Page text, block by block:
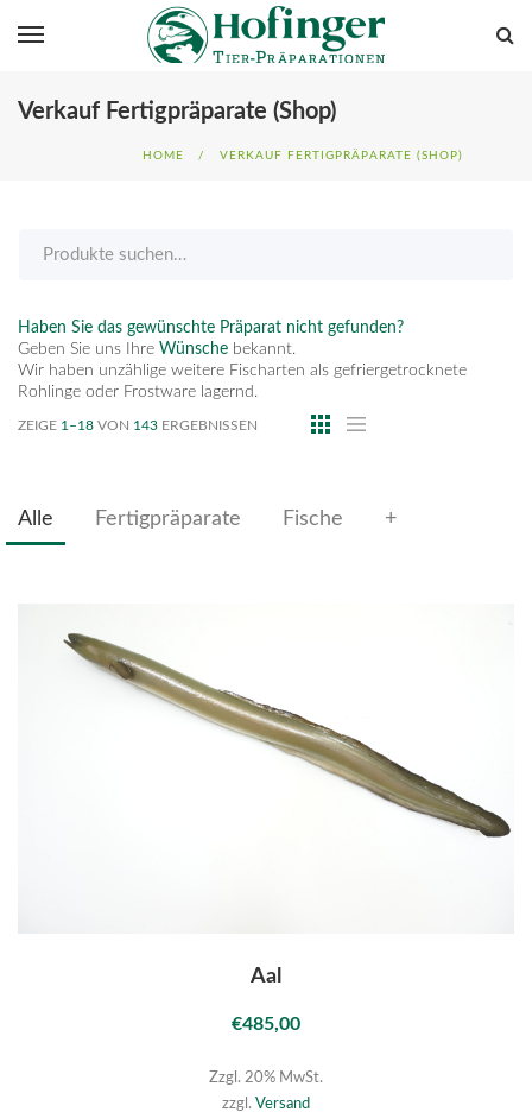
Verkauf Fertigpräparate (Shop)
HOME / VERKAUF FERTIGPRÄPARATE (SHOP)
Haben Sie das gewünschte Präparat nicht gefunden?
Geben Sie uns Ihre Wünsche bekannt.
Wir haben unzählige weitere Fischarten als gefriergetrocknete
Rohlinge oder Frostware lagernd.
ZEIGE 1–18 VON 143 ERGEBNISSEN
Alle Fertigpräparate Fische +
Aal
€485,00
Zzgl. 20% MwSt.
zzgl. Versand